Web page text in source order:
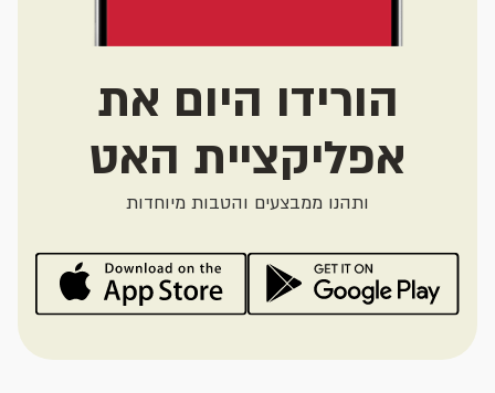
הורידו היום את
אפליקציית האט
ותהנו ממבצעים והטבות מיוחדות